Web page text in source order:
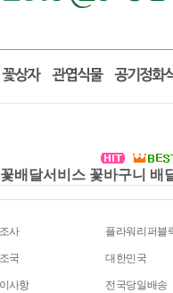
배달서비스 꽃바구니 배
사 플라워리퍼블
국 대한민국
사항 전국당일배송